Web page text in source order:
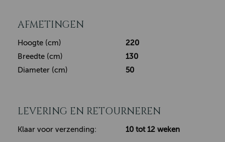
AFMETINGEN
Hoogte (cm)
220
Breedte (cm)
130
Diameter (cm)
50
LEVERING EN RETOURNEREN
Klaar voor verzending: 10 tot 12 weken